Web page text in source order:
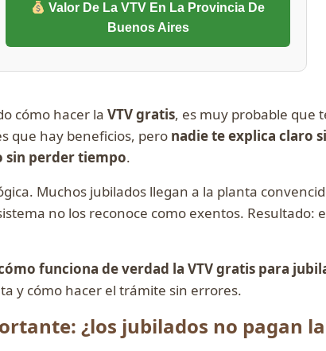
Valor De La VTV En La Provincia De
Buenos Aires
cómo hacer la VTV gratis, es muy probable que
que hay beneficios, pero nadie te explica claro
sin perder tiempo.
Muchos jubilados llegan a la planta
no los reconoce como exentos. Resultado:
funciona de verdad la VTV gratis para
y cómo hacer el trámite sin errores.
¿los jubilados no pagan la